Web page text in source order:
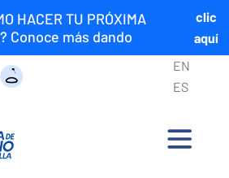
HACER TU PRÓXIMA
Conoce más dando
clic
aquí
EN
ES